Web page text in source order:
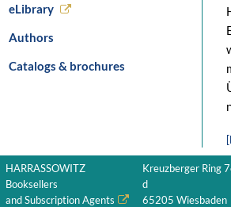
eLibrary
Authors
Catalogs & brochures
HARRASSOWITZ
Booksellers
and Subscription Agents
Kreuzberger Ring
d
65205 Wiesbaden